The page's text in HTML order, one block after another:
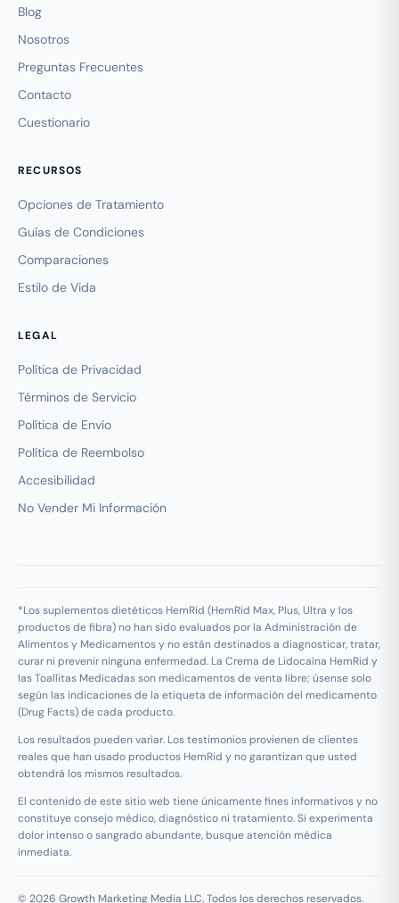
Blog
Nosotros
Preguntas Frecuentes
Contacto
Cuestionario
RECURSOS
Opciones de Tratamiento
Guías de Condiciones
Comparaciones
Estilo de Vida
LEGAL
Política de Privacidad
Términos de Servicio
Política de Envío
Política de Reembolso
Accesibilidad
No Vender Mi Información
*Los suplementos dietéticos HemRid (HemRid Max, Plus, Ultra y los
productos de fibra) no han sido evaluados por la Administración de
Alimentos y Medicamentos y no están destinados a diagnosticar, tratar,
curar ni prevenir ninguna enfermedad. La Crema de Lidocaína HemRid y
las Toallitas Medicadas son medicamentos de venta libre; úsense solo
según las indicaciones de la etiqueta de información del medicamento
(Drug Facts) de cada producto.
Los resultados pueden variar. Los testimonios provienen de clientes
reales que han usado productos HemRid y no garantizan que usted
obtendrá los mismos resultados.
El contenido de este sitio web tiene únicamente fines informativos y no
constituye consejo médico, diagnóstico ni tratamiento. Si experimenta
dolor intenso o sangrado abundante, busque atención médica
inmediata.
© 2026 Growth Marketing Media LLC. Todos los derechos reservados.